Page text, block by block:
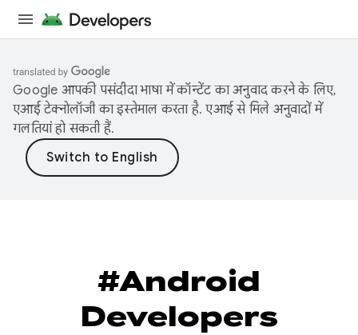
Google आपकी पसंदीदा भाषा में कॉन्टेंट का अनुवाद करने के लिए,
एआई टेक्नोलॉजी का इस्तेमाल करता है. एआई से मिले अनुवादों में
गलतियां हो सकती हैं.
#Android
Developers